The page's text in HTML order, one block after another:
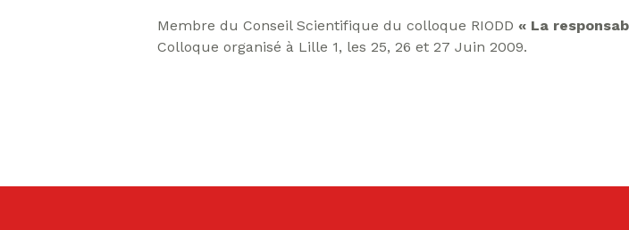
Membre du Conseil Scientifique du colloque RIODD « La
Colloque organisé à Lille 1, les 25, 26 et 27 Juin 2009.